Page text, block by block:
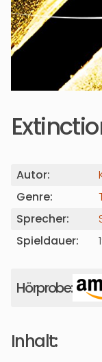
Autor:
Genre:
Sprecher:
Spieldauer:
Hörprobe:
Inhalt: